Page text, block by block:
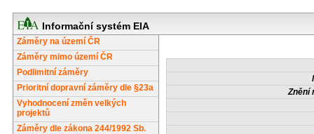
Informační systém EIA
Záměry na území ČR
Záměry mimo území ČR
Podlimitní záměry
Prioritní dopravní záměry dle §23a
Vyhodnocení změn velkých
projektů
Záměry dle zákona 244/1992 Sb.
Znění